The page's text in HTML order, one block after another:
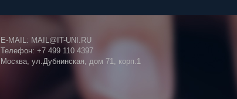
E-MAIL: MAIL@IT-UNI.RU
Телефон: +7 499 110 4397
Москва, ул.Дубнинская, дом 71, корп.1